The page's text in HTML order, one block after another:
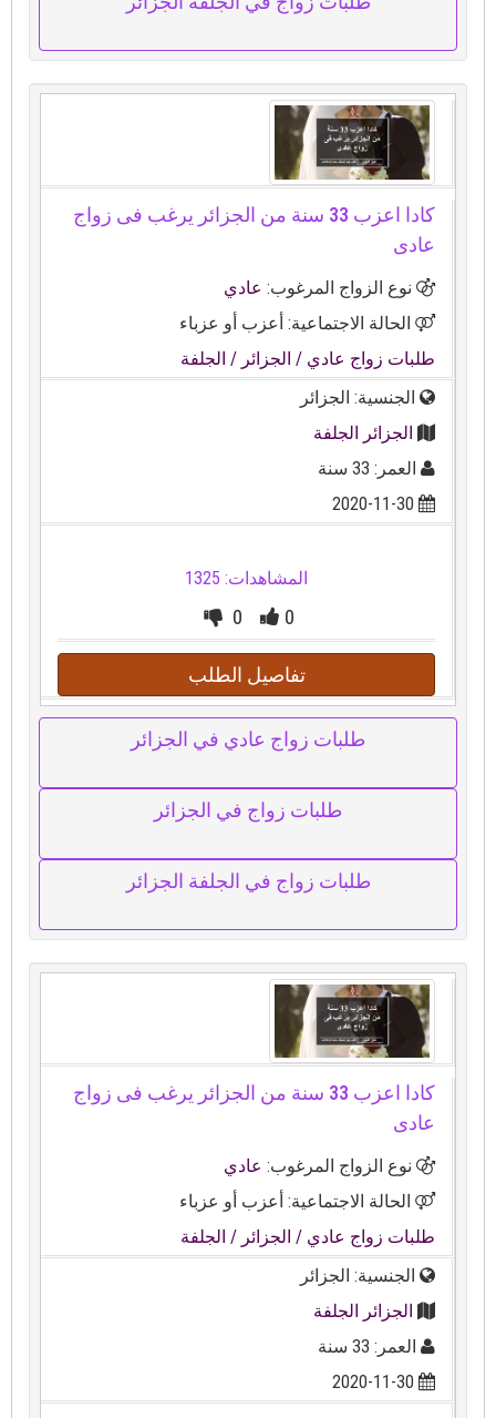
كادا اعزب 33 سنة من الجزائر يرغب فى زواج
عادى
نوع الزواج المرغوب:عادي
الحالة الاجتماعية: أعزب أو عزباء
طلبات زواج عادي/ الجزائر / الجلفة
الجنسية: الجزائر
الجزائر الجلفة
العمر: 33 سنة
2020-11-30
المشاهدات: 1325
0
0
تفاصيل الطلب
طلبات زواج عادي في الجزائر
طلبات زواج في الجزائر
طلبات زواج في الجلفة الجزائر
كادا اعزب 33 سنة من الجزائر يرغب فى زواج
عادى
نوع الزواج المرغوب:عادي
الحالة الاجتماعية: أعزب أو عزباء
طلبات زواج عادي/ الجزائر / الجلفة
الجنسية: الجزائر
الجزائر الجلفة
العمر: 33 سنة
2020-11-30